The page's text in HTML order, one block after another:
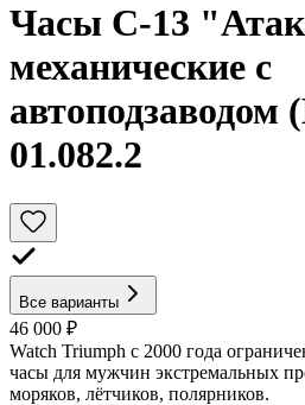
Часы С-13
механические с
автоподзаводом
01.082.2
Все варианты
46 000 ₽
Watch Triumph с 2000 года
часы для мужчин экстремальных
моряков, лётчиков, полярников.